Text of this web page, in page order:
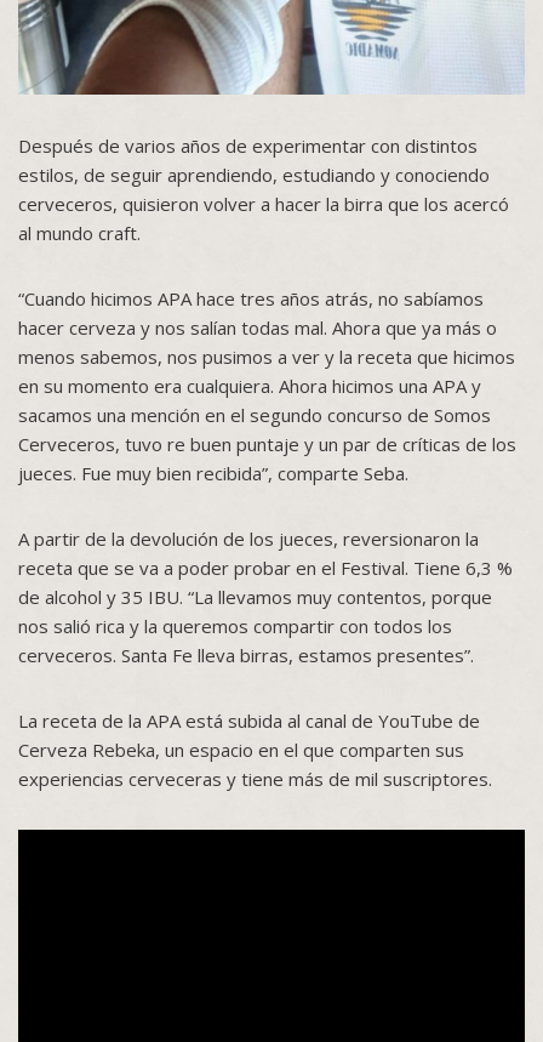
Después de varios años de experimentar con distintos
estilos, de seguir aprendiendo, estudiando y conociendo
cerveceros, quisieron volver a hacer la birra que los acercó
al mundo craft.
“Cuando hicimos APA hace tres años atrás, no sabíamos
hacer cerveza y nos salían todas mal. Ahora que ya más o
menos sabemos, nos pusimos a ver y la receta que hicimos
en su momento era cualquiera. Ahora hicimos una APA y
sacamos una mención en el segundo concurso de Somos
Cerveceros, tuvo re buen puntaje y un par de críticas de los
jueces. Fue muy bien recibida”, comparte Seba.
A partir de la devolución de los jueces, reversionaron la
receta que se va a poder probar en el Festival. Tiene 6,3 %
de alcohol y 35 IBU. “La llevamos muy contentos, porque
nos salió rica y la queremos compartir con todos los
cerveceros. Santa Fe lleva birras, estamos presentes”.
La receta de la APA está subida al canal de YouTube de
Cerveza Rebeka, un espacio en el que comparten sus
experiencias cerveceras y tiene más de mil suscriptores.